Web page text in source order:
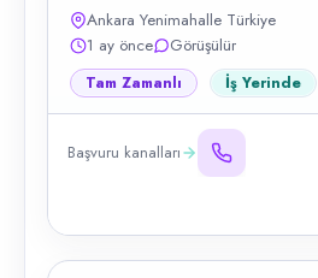
Ankara Yenimahalle Türkiye
1 ay önce
Görüşülür
Tam Zamanlı İş Yerinde
Başvuru kanalları